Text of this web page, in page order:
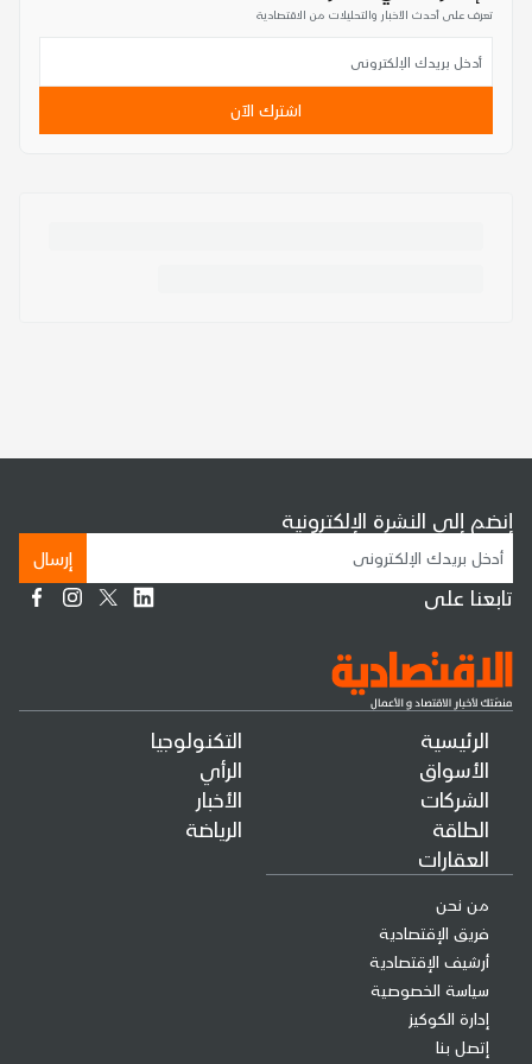
تعرف على أحدث الأخبار والتحليلات من الاقتصادية
اشترك الآن
الرئيسية
الأسواق
الشركات
الطاقة
العقارات
التكنولوجيا
الرأي
الأخبار
الرياضة
من نحن
فريق الإقتصادية
أرشيف الإقتصادية
سياسة الخصوصية
إدارة الكوكيز
إتصل بنا
إنضم إلى النشرة الإلكترونية
إرسال
تابعنا على